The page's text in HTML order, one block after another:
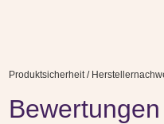
Produktsicherheit /
Bewertungen